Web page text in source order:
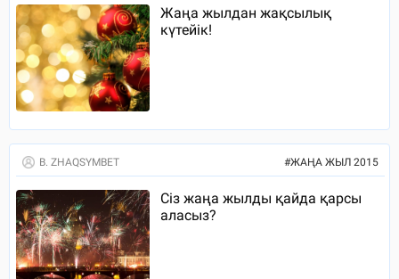
Жаңа жылдан жақсылық
күтейік!
B. ZHAQSYMBET #ЖАҢА ЖЫЛ 2015
Сіз жаңа жылды қайда қарсы
аласыз?